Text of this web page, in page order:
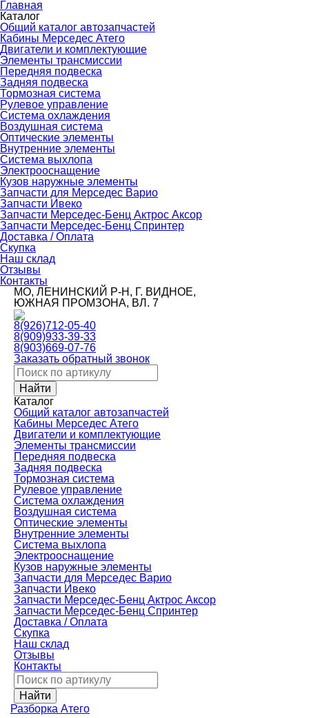
Главная
Каталог
Общий каталог автозапчастей
Кабины Мерседес Атего
Двигатели и комплектующие
Элементы трансмиссии
Передняя подвеска
Задняя подвеска
Тормозная сиcтема
Рулевое управление
Система охлаждения
Воздушная система
Оптические элементы
Внутренние элементы
Система выхлопа
Электрооснащение
Кузов наружные элементы
Запчасти для Мерседес Варио
Запчасти Ивеко
Запчасти Мерседес-Бенц Актрос Аксор
Запчасти Мерседес-Бенц Спринтер
Доставка / Оплата
Скупка
Наш склад
Отзывы
Контакты
МО, ЛЕНИНСКИЙ Р-Н, Г. ВИДНОЕ,
ЮЖНАЯ ПРОМЗОНА, ВЛ. 7
8(926)712-05-40
8(909)933-39-33
8(903)669-07-76
Заказать обратный звонок
Каталог
Общий каталог автозапчастей
Кабины Мерседес Атего
Двигатели и комплектующие
Элементы трансмиссии
Передняя подвеска
Задняя подвеска
Тормозная сиcтема
Рулевое управление
Система охлаждения
Воздушная система
Оптические элементы
Внутренние элементы
Система выхлопа
Электрооснащение
Кузов наружные элементы
Запчасти для Мерседес Варио
Запчасти Ивеко
Запчасти Мерседес-Бенц Актрос Аксор
Запчасти Мерседес-Бенц Спринтер
Доставка / Оплата
Скупка
Наш склад
Отзывы
Контакты
Разборка Атего